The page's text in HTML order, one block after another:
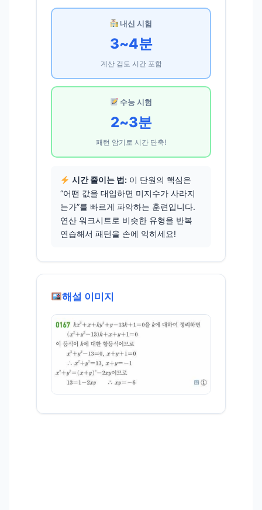
내신 시험
3~4분
계산 검토 시간 포함
수능 시험
2~3분
패턴 암기로 시간 단축!
시간 줄이는 법:이 단원의 핵심은
“어떤 값을 대입하면 미지수가 사라지
는가”를 빠르게 파악하는 훈련입니다.
연산 워크시트로 비슷한 유형을 반복
연습해서 패턴을 손에 익히세요!
해설 이미지